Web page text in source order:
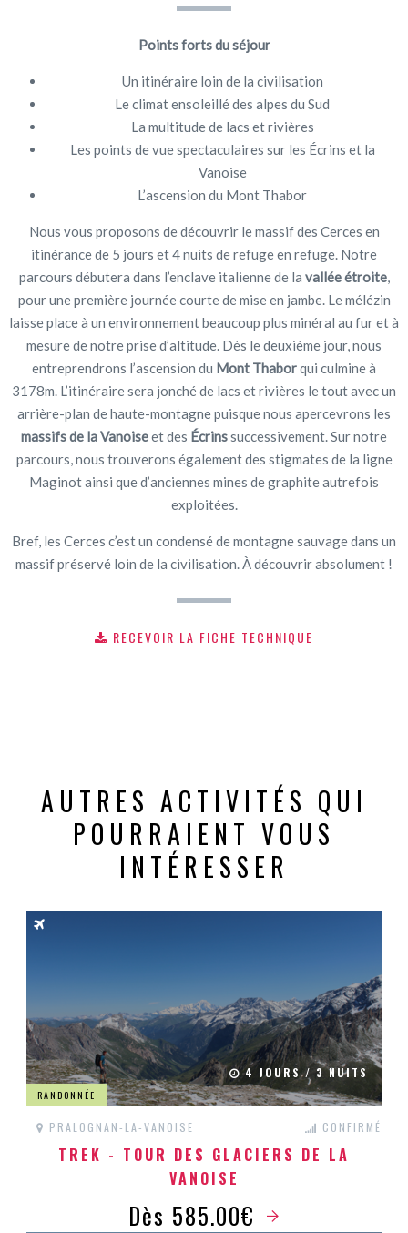
Points forts du séjour
Un itinéraire loin de la civilisation
Le climat ensoleillé des alpes du Sud
La multitude de lacs et rivières
Les points de vue spectaculaires sur les Écrins et la
Vanoise
L’ascension du Mont Thabor
Nous vous proposons de découvrir le massif des Cerces en
itinérance de 5 jours et 4 nuits de refuge en refuge. Notre
parcours débutera dans l’enclave italienne de la vallée étroite,
pour une première journée courte de mise en jambe. Le mélézin
laisse place à un environnement beaucoup plus minéral au fur et à
mesure de notre prise d’altitude. Dès le deuxième jour, nous
entreprendrons l’ascension du Mont Thaborqui culmine à
3178m. L’itinéraire sera jonché de lacs et rivières le tout avec un
arrière-plan de haute-montagne puisque nous apercevrons les
massifs de la Vanoiseet des Écrinssuccessivement. Sur notre
parcours, nous trouverons également des stigmates de la ligne
Maginot ainsi que d’anciennes mines de graphite autrefois
exploitées.
Bref, les Cerces c’est un condensé de montagne sauvage dans un
massif préservé loin de la civilisation. À découvrir absolument !
RECEVOIR LA FICHE TECHNIQUE
AUTRES ACTIVITÉS QUI
POURRAIENT VOUS
INTÉRESSER
4 JOURS / 3 NUITS
RANDONNÉE
PRALOGNAN-LA-VANOISE CONFIRMÉ
TREK - TOUR DES GLACIERS DE LA
VANOISE
Dès 585.00€